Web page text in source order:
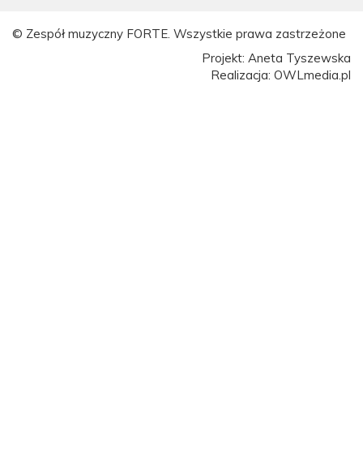
© Zespół muzyczny FORTE. Wszystkie prawa zastrzeżone
Projekt: Aneta Tyszewska
Realizacja: OWLmedia.pl